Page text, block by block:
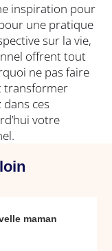
inspiration pour
une pratique
sur la vie,
offrent tout
ne pas faire
transformer
dans ces
votre
maman